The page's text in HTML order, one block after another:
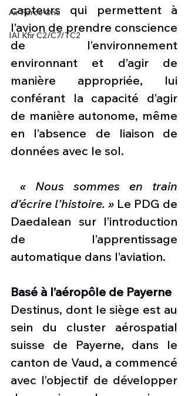
Air Force One
IAI Kfir C2/C7/TC2
capteurs qui permettent à
l’avion de prendre conscience
de l’environnement
environnant et d’agir de
manière appropriée, lui
conférant la capacité d’agir
de manière autonome, même
en l’absence de liaison de
données avec le sol.
« Nous sommes en train
d’écrire l’histoire. » Le PDG de
Daedalean sur l’introduction
de l’apprentissage
automatique dans l’aviation.
Basé à l’aéropôle de Payerne
Destinus, dont le siège est au
sein du cluster aérospatial
suisse de Payerne, dans le
canton de Vaud, a commencé
avec l’objectif de développer